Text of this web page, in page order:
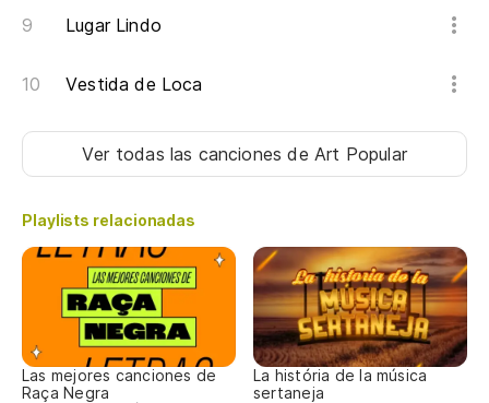
Lugar Lindo
Vestida de Loca
Ver todas las cancionesde Art Popular
Playlists relacionadas
Las mejores canciones de
Raça Negra
La história de la música
sertaneja